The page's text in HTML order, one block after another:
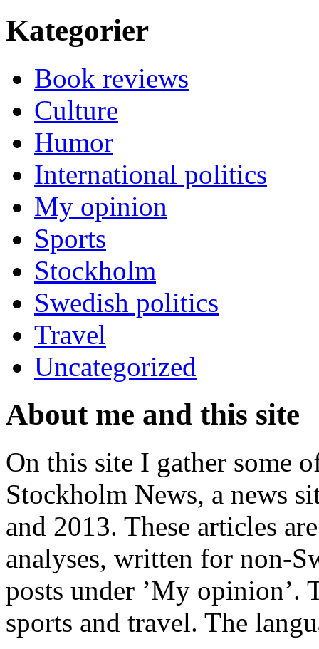
Kategorier
Book reviews
Culture
Humor
International politics
My opinion
Sports
Stockholm
Swedish politics
Travel
Uncategorized
About me and this site
On this site I gather some
Stockholm News, a news
and 2013. These articles
analyses, written for non-
posts under ’My opinion’.
sports and travel. The